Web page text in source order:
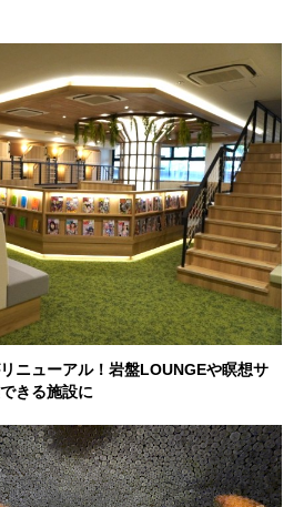
ニューアル！岩盤LOUNGEや瞑想サ
きる施設に